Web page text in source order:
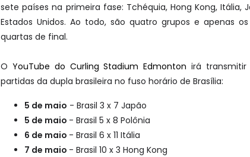
sete países na primeira fase: Tchéquia, Hong Kong, Itália,
Estados Unidos. Ao todo, são quatro grupos e apenas
quartas de final.
O YouTube do Curling Stadium Edmonton irá
partidas da dupla brasileira no fuso horário de Brasília:
5 de maio - Brasil 3 x 7 Japão
5 de maio - Brasil 5 x 8 Polônia
6 de maio - Brasil 6 x 11 Itália
7 de maio - Brasil 10 x 3 Hong Kong